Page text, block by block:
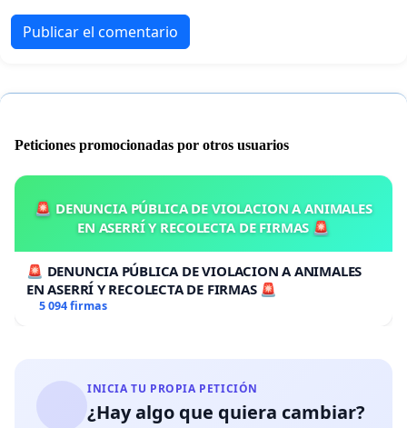
Publicar el comentario
Peticiones promocionadas por otros usuarios
🚨 DENUNCIA PÚBLICA DE VIOLACION A ANIMALES
EN ASERRÍ Y RECOLECTA DE FIRMAS 🚨
🚨 DENUNCIA PÚBLICA DE VIOLACION A ANIMALES
EN ASERRÍ Y RECOLECTA DE FIRMAS 🚨
5 094 firmas
INICIA TU PROPIA PETICIÓN
¿Hay algo que quiera cambiar?